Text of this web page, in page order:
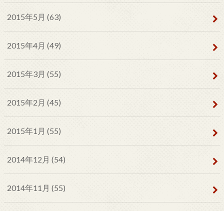
2015年5月 (63)
2015年4月 (49)
2015年3月 (55)
2015年2月 (45)
2015年1月 (55)
2014年12月 (54)
2014年11月 (55)